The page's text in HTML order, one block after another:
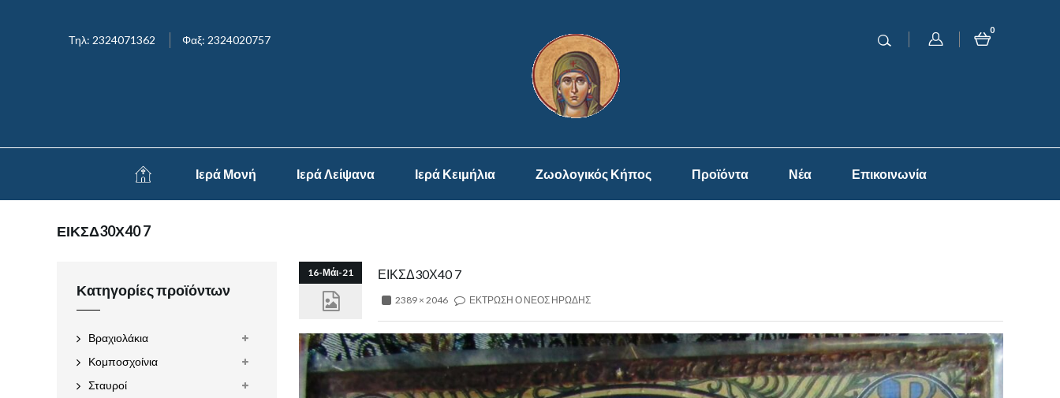
Τηλ: 2324071362 Φαξ: 2324020757
0
Ιερά Μονή Ιερά Λείψανα Ιερά Κειμήλια Ζωολογικός Κήπος Προϊόντα Νέα Επικοινωνία
ΕΙΚΣΔ30Χ40 7
16-Μάι-21 ΕΙΚΣΔ30Χ40 7
2389 × 2046 ΕΚΤΡΩΣΗ Ο ΝΕΟΣ ΗΡΩΔΗΣ
Κατηγορίες προϊόντων
Βραχιολάκια
Κομποσχοίνια
Σταυροί